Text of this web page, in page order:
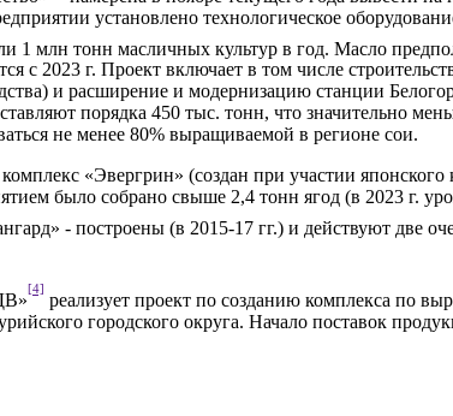
установлено технологическое
1 млн тонн масличных культур в год. Масло
с 2023 г. Проект включает в том числе
и расширение и модернизацию станции
порядка 450 тыс. тонн, что значительно
не менее 80% выращиваемой в регионе сои.
«Эвергрин» (создан при участии
было собрано свыше 2,4 тонн ягод (в 2023
- построены (в 2015-17 гг.) и действуют
[4]
реализует проект по созданию комплекса по
городского округа. Начало поставок